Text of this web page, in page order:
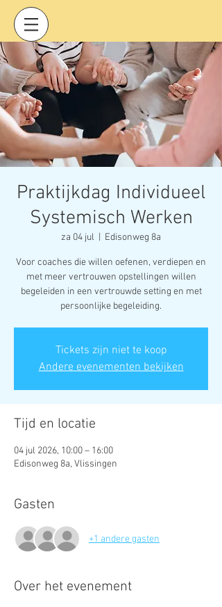
Praktijkdag Individueel
Systemisch Werken
za 04 jul Edisonweg 8a
Voor coaches die willen oefenen, verdiepen en
met meer vertrouwen opstellingen willen
begeleiden in een vertrouwde setting en met
persoonlijke begeleiding.
Tickets zijn niet te koop
Andere evenementen bekijken
Tijd en locatie
04 jul 2026, 10:00 – 16:00
Edisonweg 8a, Vlissingen
Gasten
+1 andere gasten
Over het evenement